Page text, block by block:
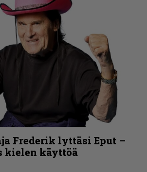
Frederik lyttäsi Eput –
kielen käyttöä